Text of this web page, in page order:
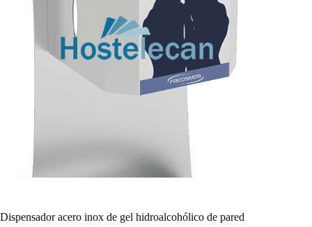
Dispensador acero inox de gel hidroalcohólico de pared